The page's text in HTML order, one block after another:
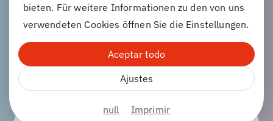
bieten. Für weitere Informationen zu den von uns
verwendeten Cookies öffnen Sie die Einstellungen.
Aceptar todo
Ajustes
null Imprimir
Aceites de engranajes
Encuentre el aceite